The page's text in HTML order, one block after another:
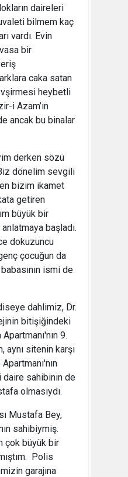
daireleri
bilmem kaç
vardı. Evin
bir
caka satan
heybetli
i Azam’ın
ancak bu binalar
derken sözü
dönelim sevgili
bizim ikamet
getiren
büyük bir
başladı.
dokuzuncu
çocuğun da
ismi de
dahlimiz, Dr.
bitişiğindeki
9.
aynı sitenin karşı
daire sahibinin de
olmasıydı.
Mustafa Bey,
sahibiymiş.
çok büyük bir
Polis
garajına